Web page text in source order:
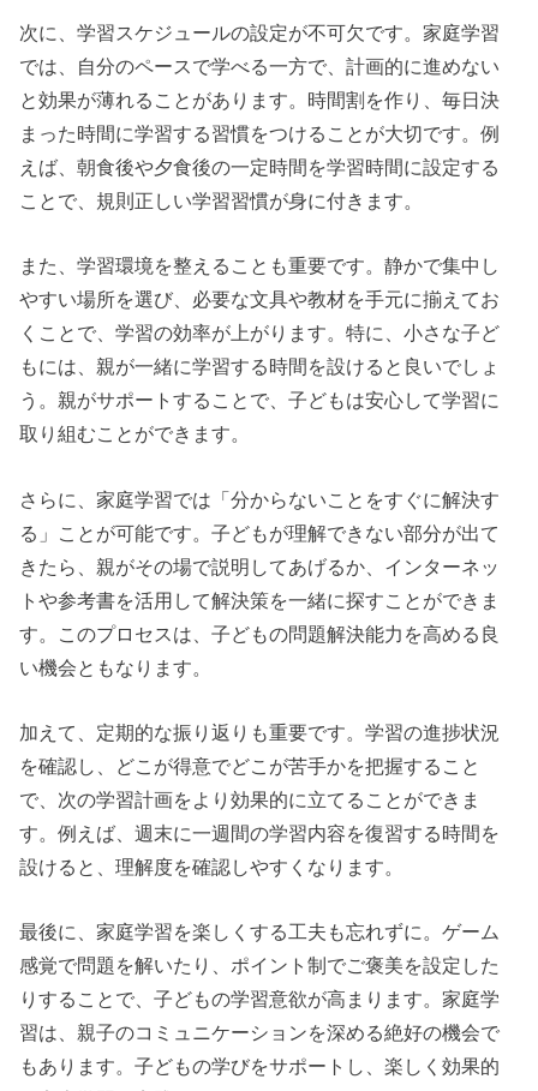
次に、学習スケジュールの設定が不可欠です。家庭学習
では、自分のペースで学べる一方で、計画的に進めない
と効果が薄れることがあります。時間割を作り、毎日決
まった時間に学習する習慣をつけることが大切です。例
えば、朝食後や夕食後の一定時間を学習時間に設定する
ことで、規則正しい学習習慣が身に付きます。
また、学習環境を整えることも重要です。静かで集中し
やすい場所を選び、必要な文具や教材を手元に揃えてお
くことで、学習の効率が上がります。特に、小さな子ど
もには、親が一緒に学習する時間を設けると良いでしょ
う。親がサポートすることで、子どもは安心して学習に
取り組むことができます。
さらに、家庭学習では「分からないことをすぐに解決す
る」ことが可能です。子どもが理解できない部分が出て
きたら、親がその場で説明してあげるか、インターネッ
トや参考書を活用して解決策を一緒に探すことができま
す。このプロセスは、子どもの問題解決能力を高める良
い機会ともなります。
加えて、定期的な振り返りも重要です。学習の進捗状況
を確認し、どこが得意でどこが苦手かを把握すること
で、次の学習計画をより効果的に立てることができま
す。例えば、週末に一週間の学習内容を復習する時間を
設けると、理解度を確認しやすくなります。
最後に、家庭学習を楽しくする工夫も忘れずに。ゲーム
感覚で問題を解いたり、ポイント制でご褒美を設定した
りすることで、子どもの学習意欲が高まります。家庭学
習は、親子のコミュニケーションを深める絶好の機会で
もあります。子どもの学びをサポートし、楽しく効果的